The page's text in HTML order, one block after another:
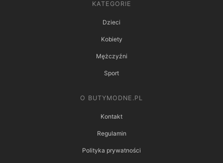
KATEGORIE
Dzieci
Kobiety
Mężczyźni
Sport
O BUTYMODNE.PL
Kontakt
Regulamin
Polityka prywatności